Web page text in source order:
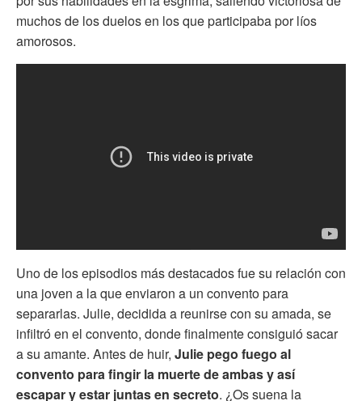
muchos de los duelos en los que participaba por líos
amorosos.
Uno de los episodios más destacados fue su relación con
una joven a la que enviaron a un convento para
separarlas. Julie, decidida a reunirse con su amada, se
infiltró en el convento, donde finalmente consiguió sacar
a su amante. Antes de huir, Julie pego fuego al
convento para fingir la muerte de ambas y así
escapar y estar juntas en secreto. ¿Os suena la